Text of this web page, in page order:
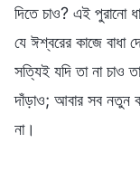
দিতে চাও? এই পুরানো
যে ঈশ্বরের কাজে
সত্যিই যদি তা না চাও
দাঁড়াও; আবার সব নতুন
না।